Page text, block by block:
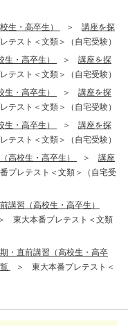
生・高卒生）
講座を探
テスト＜文類＞（自宅受験）
・高卒生）
講座を探
テスト＜文類＞（自宅受験）
・高卒生）
講座を探
テスト＜文類＞（自宅受験）
・高卒生）
講座を探
テスト＜文類＞（自宅受験）
高校生・高卒生）
講座
プレテスト＜文類＞（自宅受
講習（高校生・高卒生）
東大本番プレテスト＜文類
・直前講習（高校生・高卒
東大本番プレテスト＜